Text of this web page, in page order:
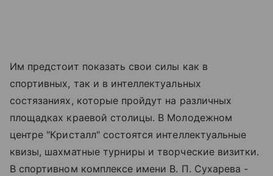
Им предстоит показать свои силы как в
спортивных, так и в интеллектуальных
состязаниях, которые пройдут на различных
площадках краевой столицы. В Молодежном
центре "Кристалл" состоятся интеллектуальные
квизы, шахматные турниры и творческие визитки.
В спортивном комплексе имени В. П. Сухарева -